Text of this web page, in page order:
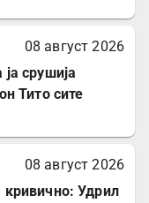
08 август 2026
срушија
Тито сите
08 август 2026
кривично: Удрил